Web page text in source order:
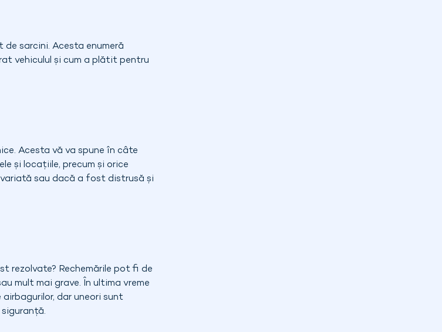
sarcini. Acesta enumeră
vehiculul și cum a plătit pentru
Acesta vă va spune în câte
și locațiile, precum și orice
sau dacă a fost distrusă și
rezolvate? Rechemările pot fi de
mult mai grave. În ultima vreme
dar uneori sunt